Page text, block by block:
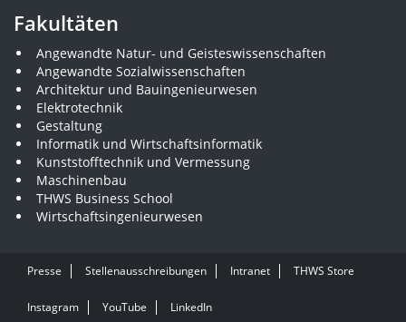
Fakultäten
Angewandte Natur- und Geisteswissenschaften
Angewandte Sozialwissenschaften
Architektur und Bauingenieurwesen
Elektrotechnik
Gestaltung
Informatik und Wirtschaftsinformatik
Kunststofftechnik und Vermessung
Maschinenbau
THWS Business School
Wirtschaftsingenieurwesen
Presse Stellenausschreibungen Intranet THWS Store
Instagram YouTube LinkedIn